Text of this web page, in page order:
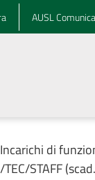
AUSL Comunica
Incarichi di
STAFF